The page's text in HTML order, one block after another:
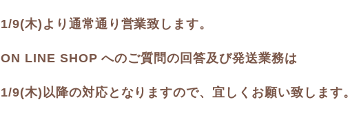
1/9(木)より通常通り営業致します。
ON LINE SHOP へのご質問の回答及び発送業務は
1/9(木)以降の対応となりますので、宜しくお願い致します。